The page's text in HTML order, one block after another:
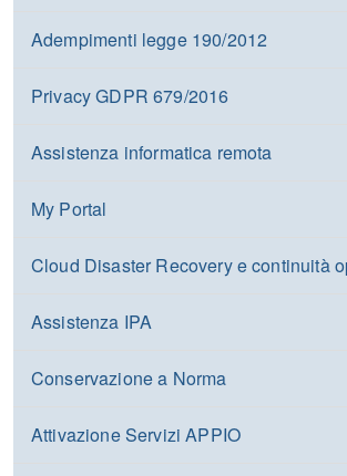
Adempimenti legge 190/2012
Privacy GDPR 679/2016
Assistenza informatica remota
My Portal
Cloud Disaster Recovery e continuità
Assistenza IPA
Conservazione a Norma
Attivazione Servizi APPIO